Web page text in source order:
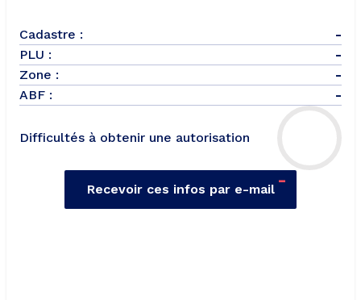
Cadastre :
-
PLU :
-
Zone :
-
ABF :
-
Difficultés à obtenir une autorisation
-
Recevoir ces infos par e-mail